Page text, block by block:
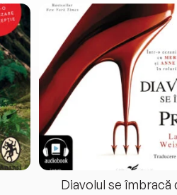
Diavolul se îmbracă